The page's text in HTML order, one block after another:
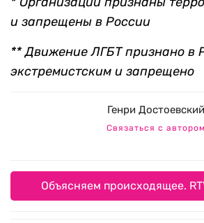
и запрещены в России
** Движение ЛГБТ признано в
экстремистским и запрещено
Генри Достоевский
Связаться с автором
Объясняем происходящее.